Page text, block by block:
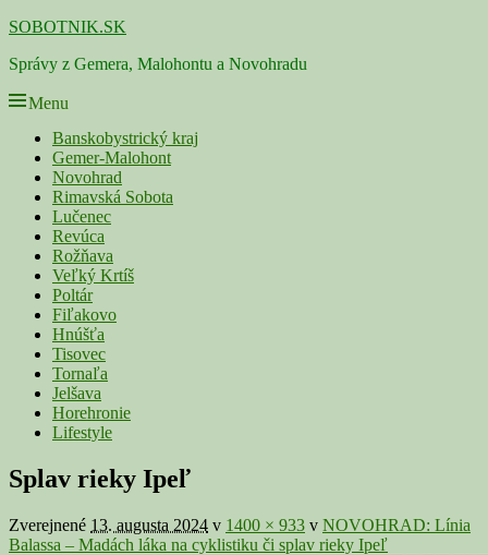
Skip
content
SOBOTNIK.SK
Správy z Gemera, Malohontu a Novohradu
Menu
Primárne
menu
Banskobystrický kraj
Gemer-Malohont
Novohrad
Rimavská Sobota
Lučenec
Revúca
Rožňava
Veľký Krtíš
Poltár
Fiľakovo
Hnúšťa
Tisovec
Tornaľa
Jelšava
Horehronie
Lifestyle
Navigácia
galérii
Splav rieky Ipeľ
Zverejnené 13. augusta 2024 v 1400 × 933 v NOVOHRAD: Línia
Balassa – Madách láka na cyklistiku či splav rieky Ipeľ